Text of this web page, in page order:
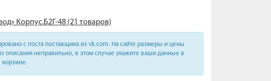
Корпус.Б2Г-48 (21 товаров)
с поста поставщика из vk.com. На сайте размеры и цены
описания неправильно, в этом случае укажите ваши данные в
корзине.